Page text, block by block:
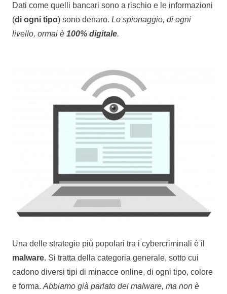
Dati come quelli bancari sono a rischio e le informazioni
(di ogni tipo) sono denaro. Lo spionaggio, di ogni
livello, ormai è 100% digitale.
Una delle strategie più popolari tra i cybercriminali è il
malware.Si tratta della categoria generale, sotto cui
cadono diversi tipi di minacce online, di ogni tipo, colore
e forma. Abbiamo già parlato dei malware, ma non è